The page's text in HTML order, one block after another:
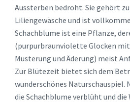
Aussterben bedroht. Sie gehört
Liliengewäsche und ist
Schachblume ist eine Pflanze,
(purpurbraunviolette Glocken
Musterung und Äderung) meist
Zur Blütezeit bietet sich dem
wunderschönes Naturschauspiel.
die Schachblume verblüht und die